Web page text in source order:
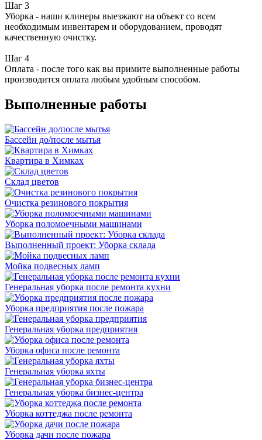
Шаг 3
Уборка - наши клинеры выезжают на объект со всем
необходимым инвентарем и оборудованием, проводят
качественную очистку.
Шаг 4
Оплата - после того как вы примите выполненные работы
производится оплата любым удобным способом.
Выполненные работы
Бассейн до/после мытья
Квартира в Химках
Склад цветов
Очистка резинового покрытия
Уборка поломоечными машинами
Выполненный проект: Уборка склада
Мойка подвесных ламп
Генеральная уборка после ремонта кухни
Уборка предприятия после пожара
Генеральная уборка предприятия
Уборка офиса после ремонта
Генеральная уборка яхты
Генеральная уборка бизнес-центра
Уборка коттеджа после ремонта
Уборка дачи после пожара